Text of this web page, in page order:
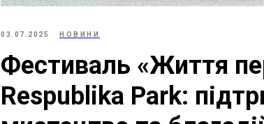
03.07.2025 НОВИНИ
Фестиваль «Життя
Respublika Park: